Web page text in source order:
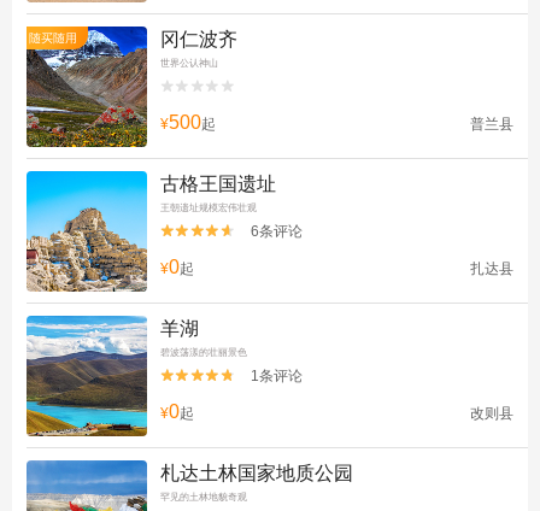
随买随用 冈仁波齐
世界公认神山


¥500起 普兰县
古格王国遗址
王朝遗址规模宏伟壮观

 6条评论
¥0起 扎达县
羊湖
碧波荡漾的壮丽景色

 1条评论
¥0起 改则县
札达土林国家地质公园‌
罕见的土林地貌奇观